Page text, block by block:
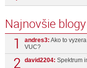
Najnovšie blogy
andres3: Ako to
VUC?
david2204: Spektrum